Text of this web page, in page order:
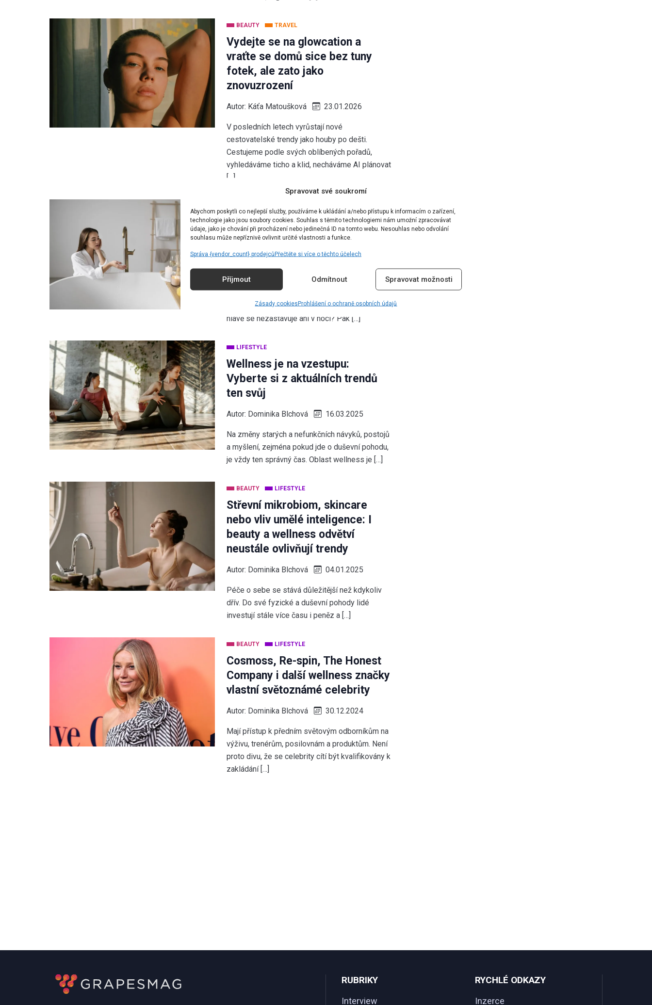
Spravovat své soukromí
Abychom poskytli co nejlepší služby, používáme k ukládání a/nebo přístupu k informacím o zařízení,
technologie jako jsou soubory cookies. Souhlas s těmito technologiemi nám umožní zpracovávat
údaje, jako je chování při procházení nebo jedinečná ID na tomto webu. Nesouhlas nebo odvolání
souhlasu může nepříznivě ovlivnit určité vlastnosti a funkce.
Správa {vendor_count} prodejcůPřečtěte si více o těchto účelech
Příjmout Odmítnout Spravovat možnosti
Zásady cookiesProhlášení o ochraně osobních údajů
BEAUTY TRAVEL
Vydejte se na glowcation a
vraťte se domů sice bez tuny
fotek, ale zato jako
znovuzrození
Autor: Káťa Matoušková 23.01.2026
V posledních letech vyrůstají nové
cestovatelské trendy jako houby po dešti.
Cestujeme podle svých oblíbených pořadů,
vyhledáváme ticho a klid, necháváme AI plánovat
[…]
V domácí wellness oázu je
možné proměnit každý domov, i
ten váš
Dominika Blchová
Spěcháte z jedné schůzky na druhou, neustále
po vás někdo něco chce a kolotoč myšlenek v
hlavě se nezastavuje ani v noci? Pak […]
LIFESTYLE
Wellness je na vzestupu:
Vyberte si z aktuálních trendů
ten svůj
Autor: Dominika Blchová 16.03.2025
Na změny starých a nefunkčních návyků, postojů
a myšlení, zejména pokud jde o duševní pohodu,
je vždy ten správný čas. Oblast wellness je […]
BEAUTY LIFESTYLE
Střevní mikrobiom, skincare
nebo vliv umělé inteligence: I
beauty a wellness odvětví
neustále ovlivňují trendy
Autor: Dominika Blchová 04.01.2025
Péče o sebe se stává důležitější než kdykoliv
dřív. Do své fyzické a duševní pohody lidé
investují stále více času i peněz a […]
BEAUTY LIFESTYLE
Cosmoss, Re-spin, The Honest
Company i další wellness značky
vlastní světoznámé celebrity
Autor: Dominika Blchová 30.12.2024
Mají přístup k předním světovým odborníkům na
výživu, trenérům, posilovnám a produktům. Není
proto divu, že se celebrity cítí být kvalifikovány k
zakládání […]
RUBRIKY
Interview
RYCHLÉ ODKAZY
Inzerce